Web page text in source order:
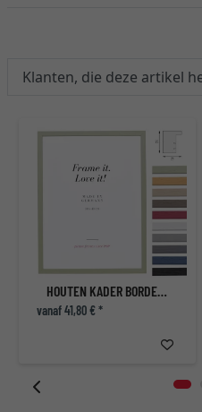
Klanten, die deze artikel
HOUTEN KADER BORDEAUX
vanaf 41,80 € *